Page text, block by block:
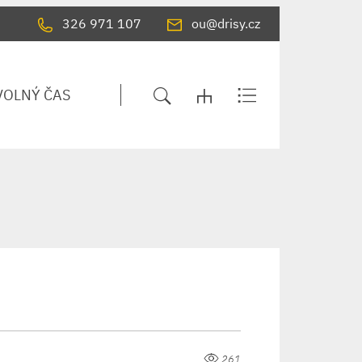
326 971 107 ou@drisy.cz
ČAS
261